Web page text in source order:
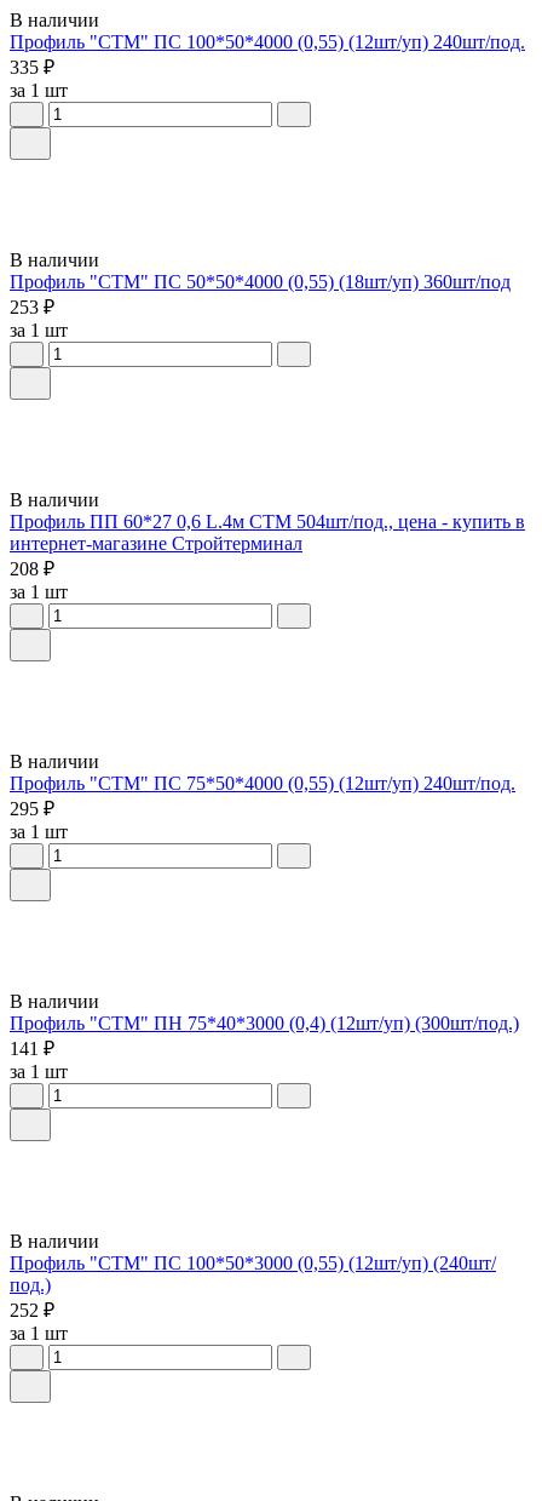
В наличии
Профиль "СТМ" ПС 100*50*4000 (0,55) (12шт/уп) 240шт/под.
335 ₽
за 1 шт
В наличии
Профиль "СТМ" ПС 50*50*4000 (0,55) (18шт/уп) 360шт/под
253 ₽
за 1 шт
В наличии
Профиль ПП 60*27 0,6 L.4м СТМ 504шт/под., цена - купить в
интернет-магазине Стройтерминал
208 ₽
за 1 шт
В наличии
Профиль "СТМ" ПС 75*50*4000 (0,55) (12шт/уп) 240шт/под.
295 ₽
за 1 шт
В наличии
Профиль "СТМ" ПН 75*40*3000 (0,4) (12шт/уп) (300шт/под.)
141 ₽
за 1 шт
В наличии
Профиль "СТМ" ПС 100*50*3000 (0,55) (12шт/уп) (240шт/
под.)
252 ₽
за 1 шт